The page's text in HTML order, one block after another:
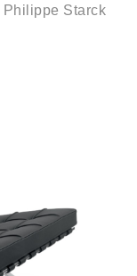
Philippe Starck